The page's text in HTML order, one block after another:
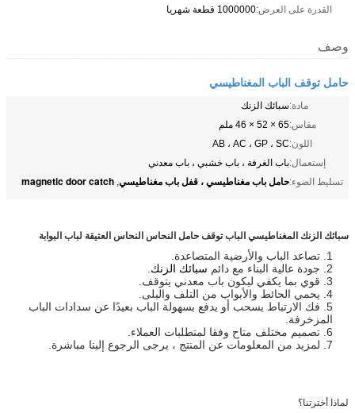
القدرة على العرض:1000000 قطعة شهريا
وصف
حامل توقف الباب المغناطيسي
مادة:سبائك الزنك
مقاس:65 × 52 × 46 ملم
اللون:AB ، AC ، GP ، SC
إستعمال:باب الغرفة ، باب خشبي ، باب معدني
تسليط الضوء:حامل باب مغناطيسي ، قفل باب مغناطيسي,
magnetic door catch
سبائك الزنك المغناطيسي الباب توقف حامل النحاس النحاس العتيقة لباب البوابة
1. تصاعد الباب والأرضية المتصاعدة.
2. جودة عالية البناء مع دائم
سبائك الزنك
3. قوي بما يكفي ليكون باب معدني يتوقف.
4. يحمي الحائط والأبواب من التلف والبلى.
5. فك الارتباط يسحب أو يدفع بسهولة الباب بعيدًا عن سدادات الباب
المزخرفة.
6. تصميم مختلف متاح وفقا لمتطلبات العملاء.
7. لمزيد من المعلومات عن المنتج ، يرجى الرجوع إلينا مباشرة.
لماذا أخترتنا؟